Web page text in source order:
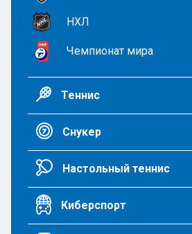
НХЛ
Чемпионат мира
Теннис
Снукер
Настольный теннис
Киберспорт